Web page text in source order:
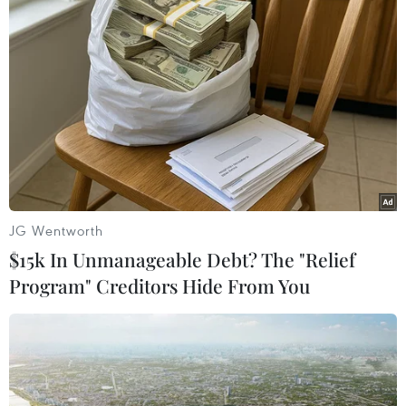
quả mưa lũ và triển khai các biện pháp sẵn
sàng ứng phó với bão số 6.
Dự báo, sáng 18/10, lũ trên các sông ở Thừa
Thiên-Huế tiếp tục xuống và ở mức báo động 1-
báo động 2. Tình trạng ngập lụt vẫn diễn ra cục
bộ tại các khu đô thị, vùng trũng thấp, ven sông
tại các tỉnh Quảng Trị và Thừa Thiên-Huế./.
JG Wentworth
$15k In Unmanageable Debt? The "Relief
Program" Creditors Hide From You